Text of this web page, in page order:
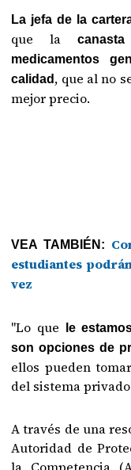
La jefa de la
que la
medicamentos
calidad , que al no
mejor precio.
VEA TAMBIÉN:
estudiantes
vez
"Lo que
le
son opciones de
ellos pueden
del sistema
A través de una
Autoridad de